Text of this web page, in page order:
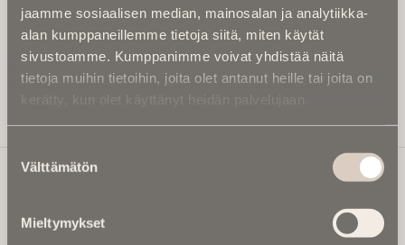
jaamme sosiaalisen median, mainosalan ja analytiikka-
alan kumppaneillemme tietoja siitä, miten käytät
sivustoamme. Kumppanimme voivat yhdistää näitä
tietoja muihin tietoihin, joita olet antanut heille tai joita on
kerätty, kun olet käyttänyt heidän palvelujaan.
valinta
Välttämätön
Mieltymykset
Kirjoita tähän sähköpostiosoite, johon haluat uutiskirjeen
tulevan:
Tilaa Uutiskirje
Ikuisuusmedia